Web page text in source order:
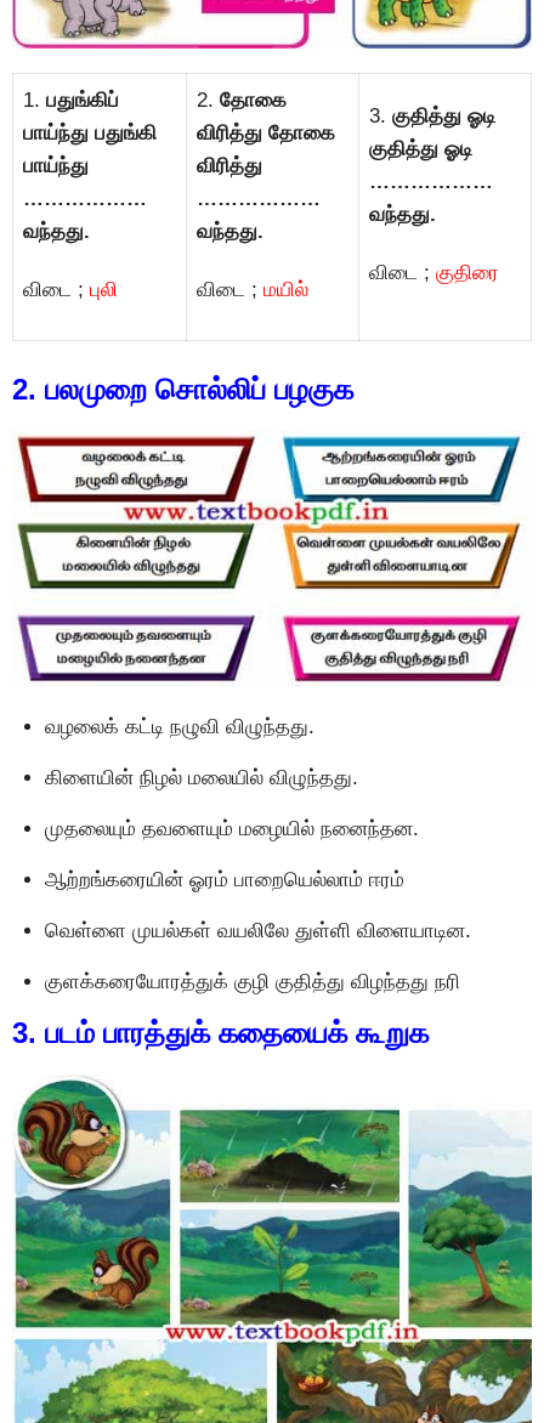
1. பதுங்கிப்
பாய்ந்து பதுங்கி
பாய்ந்து
………………
வந்தது.
விடை ; புலி
2. தோகை
விரித்து தோகை
விரித்து
………………
வந்தது.
விடை ; மயில்
3. குதித்து ஓடி
குதித்து ஓடி
………………
வந்தது.
விடை ; குதிரை
2. பலமுறை சொல்லிப் பழகுக
வழலைக் கட்டி நழுவி விழுந்தது.
கிளையின் நிழல் மலையில் விழுந்தது.
முதலையும் தவளையும் மழையில் நனைந்தன.
ஆற்றங்கரையின் ஓரம் பாறையெல்லாம் ஈரம்
வெள்ளை முயல்கள் வயலிலே துள்ளி விளையாடின.
குளக்கரையோரத்துக் குழி குதித்து விழந்தது நரி
3. படம் பாரத்துக் கதையைக் கூறுக